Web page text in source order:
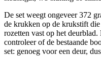
De set weegt ongeveer 372
de krukken op de krukstift
rozetten vast op het
controleer of de bestaande
set: genoeg voor een deur,